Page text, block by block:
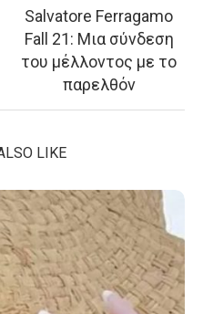
Salvatore Ferragamo
Fall 21: Μια σύνδεση
του μέλλοντος με το
παρελθόν
LIKE